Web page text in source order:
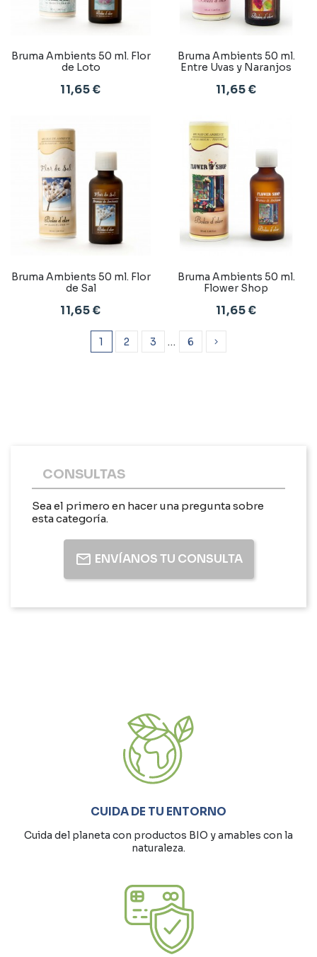
Bruma Ambients 50 ml. Flor
de Loto
11,65 €
Bruma Ambients 50 ml.
Entre Uvas y Naranjos
11,65 €
Bruma Ambients 50 ml. Flor
de Sal
11,65 €
Bruma Ambients 50 ml.
Flower Shop
11,65 €
1 2 3 … 6
CONSULTAS
Sea el primero en hacer una pregunta sobre
esta categoría.
ENVÍANOS TU CONSULTA
CUIDA DE TU ENTORNO
Cuida del planeta con productos BIO y amables con la
naturaleza.